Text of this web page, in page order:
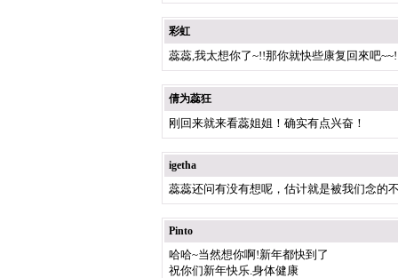
彩虹
蕊蕊,我太想你了~!!那你就快些康复回來吧
倩为蕊狂
刚回来就来看蕊姐姐！确实有点兴奋！
igetha
蕊蕊还问有没有想呢，估计就是被我们念的
Pinto
哈哈~当然想你啊!新年都快到了
祝你们新年快乐.身体健康